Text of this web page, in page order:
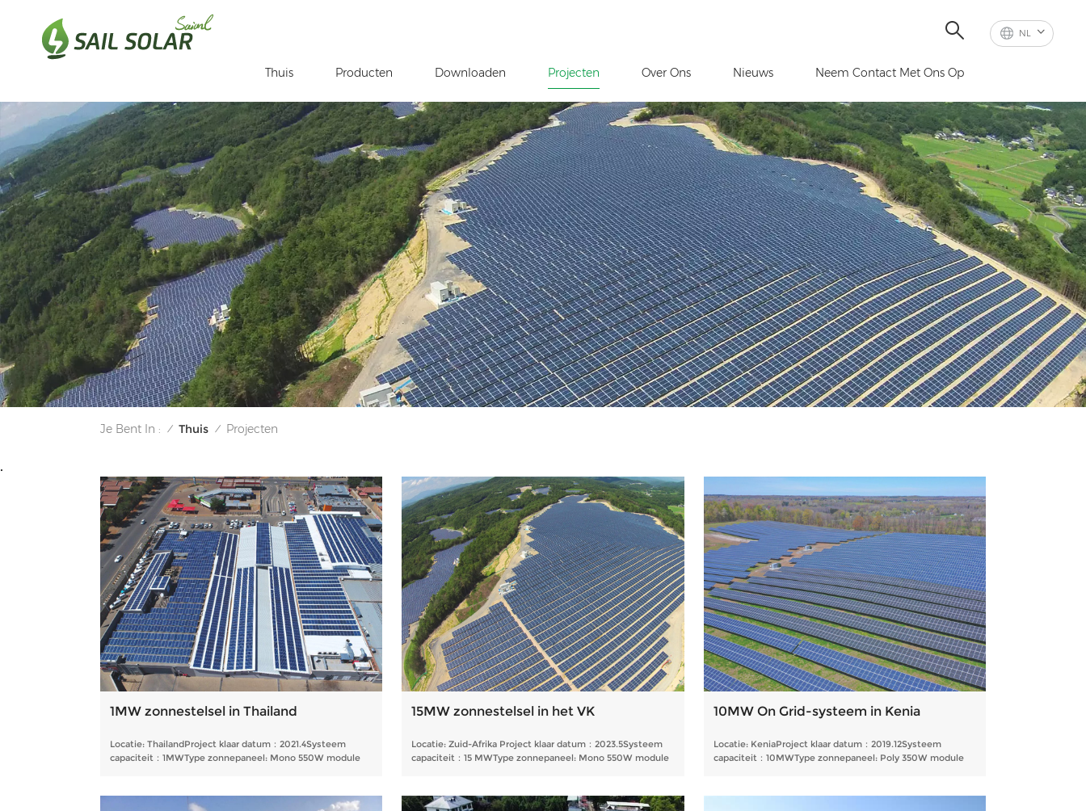
NL
Thuis Producten Downloaden Projecten Over Ons Nieuws Neem Contact Met Ons Op
Je Bent In : / Thuis / Projecten
.
1MW zonnestelsel in Thailand
Locatie: ThailandProject klaar datum：2021.4Systeem
capaciteit：1MWType zonnepaneel: Mono 550W module
15MW zonnestelsel in het VK
Locatie: Zuid-Afrika Project klaar datum：2023.5Systeem
capaciteit：15 MWType zonnepaneel: Mono 550W module
10MW On Grid-systeem in Kenia
Locatie: KeniaProject klaar datum：2019.12Systeem
capaciteit：10MWType zonnepaneel: Poly 350W module